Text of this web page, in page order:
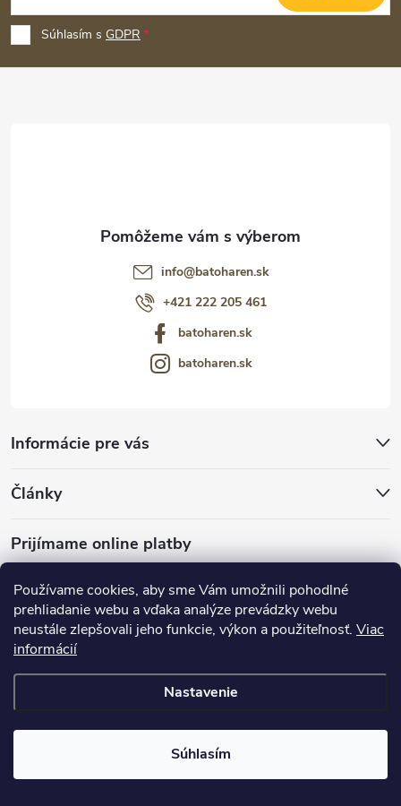
Používame cookies, aby sme Vám umožnili pohodlné
prehliadanie webu a vďaka analýze prevádzky webu
neustále zlepšovali jeho funkcie, výkon a použiteľnosť. Viac
informácií
Nastavenie
Súhlasím
p
ä
Súhlasím s GDPR
Informácie pre vás
Články
Prijímame online platby
info@batoharen.sk
+421 222 205 461
batoharen.sk
batoharen.sk
nastavenie cookies